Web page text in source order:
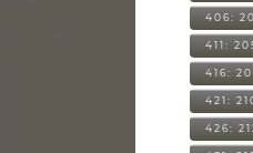
406:
411:
416:
421:
426: